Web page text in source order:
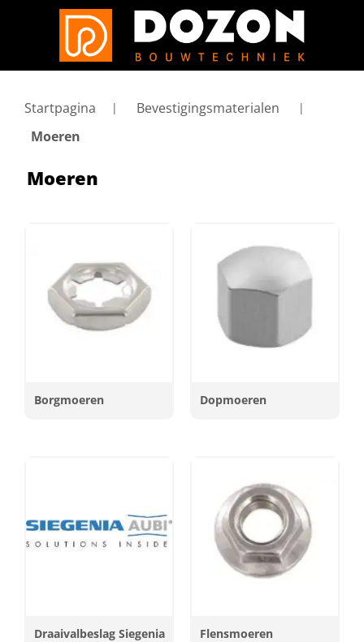
Startpagina
Bevestigingsmaterialen
Moeren
Moeren
Borgmoeren Dopmoeren
Draaivalbeslag Siegenia
Flensmoeren